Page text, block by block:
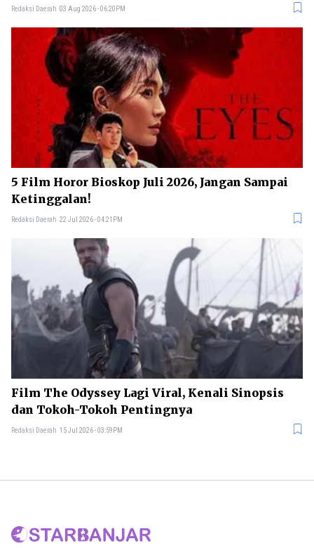
Redaksi Daerah 03 Aug 2026 - 06:20PM
5 Film Horor Bioskop Juli 2026, Jangan Sampai
Ketinggalan!
Redaksi Daerah 22 Jul 2026 - 04:21PM
Film The Odyssey Lagi Viral, Kenali Sinopsis
dan Tokoh-Tokoh Pentingnya
Redaksi Daerah 15 Jul 2026 - 03:59PM